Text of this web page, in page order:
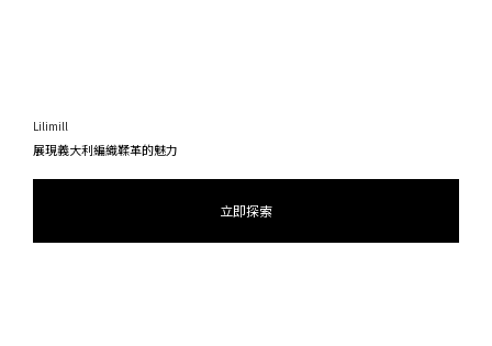
Lilimill
展現義大利編織鞣革的魅力
立即探索